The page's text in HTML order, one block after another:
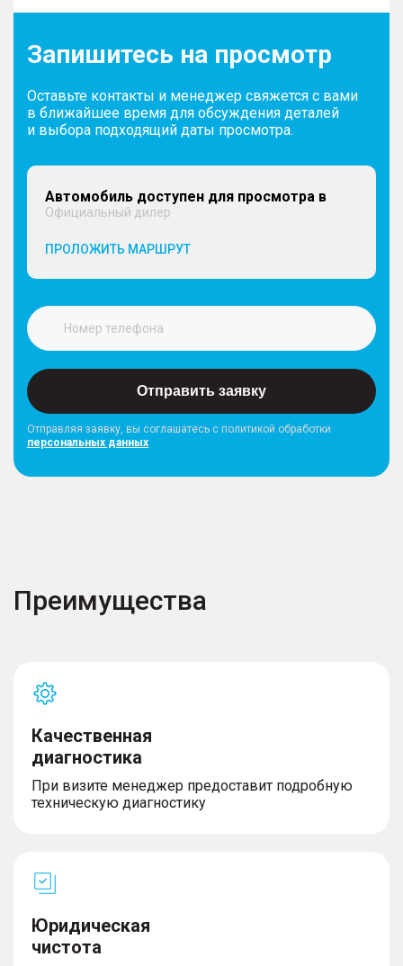
Запишитесь на просмотр
Оставьте контакты и менеджер свяжется с вами
в ближайшее время для обсуждения деталей
и выбора подходящий даты просмотра.
Автомобиль доступен для просмотра в
Официальный дилер
ПРОЛОЖИТЬ МАРШРУТ
Отправить заявку
Отправляя заявку, вы соглашатесь с политикой обработки
персональных данных
Преимущества
Качественная
диагностика
При визите менеджер предоставит подробную
техническую диагностику
Юридическая
чистота